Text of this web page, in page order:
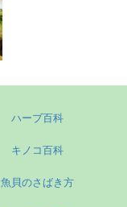
ハーブ百科
キノコ百科
魚貝のさばき方